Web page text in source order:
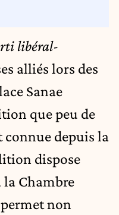
libéral-
alliés lors des
Sanae
que peu de
depuis la
dispose
la Chambre
non